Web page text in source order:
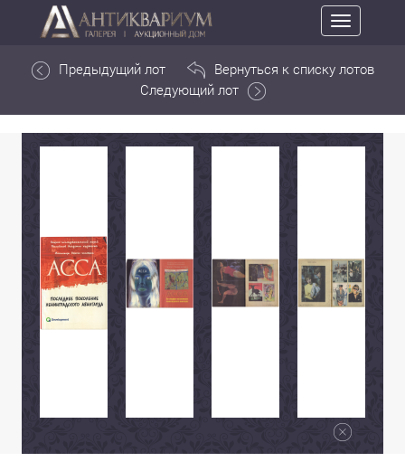
Toggle
navigation
Предыдущий лот
Вернуться к списку лотов
Следующий лот